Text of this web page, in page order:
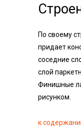
По своему
придает
соседние
слой
Финишные
рисунком.
к